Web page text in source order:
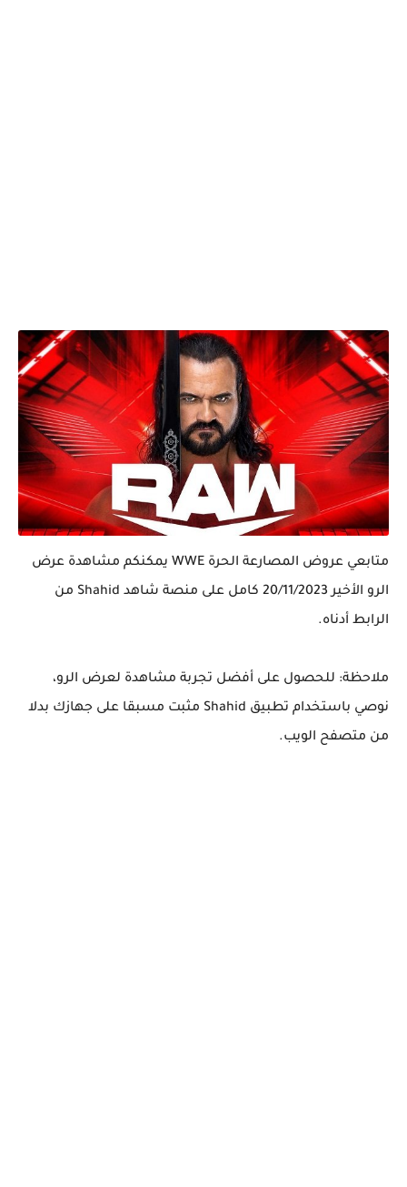
متابعي عروض المصارعة الحرة WWE يمكنكم مشاهدة عرض
الرو الأخير 20/11/2023 كامل على منصة شاهد Shahid من
الرابط أدناه.
ملاحظة: للحصول على أفضل تجربة مشاهدة لعرض الرو،
نوصي باستخدام تطبيق
Shahid مثبت مسبقا على جهازك بدلا
من متصفح الويب.